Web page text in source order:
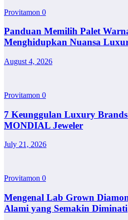
Provitamon 0
Panduan Memilih Palet
Menghidupkan Nuansa
August 4, 2026
Provitamon 0
7 Keunggulan Luxury
MONDIAL Jeweler
July 21, 2026
Provitamon 0
Mengenal Lab Grown
Alami yang Semakin Diminati